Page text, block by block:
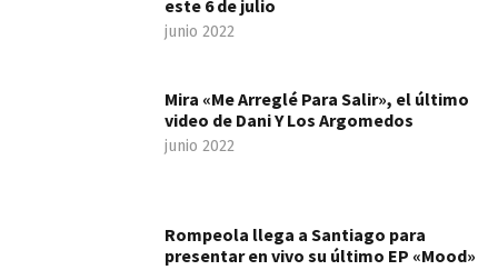
este 6 de julio
junio 2022
Mira «Me Arreglé Para Salir», el último
video de Dani Y Los Argomedos
junio 2022
Rompeola llega a Santiago para
presentar en vivo su último EP «Mood»